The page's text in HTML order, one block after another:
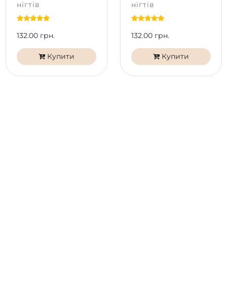
нігтів
132.00 грн.
Купити
нігтів
132.00 грн.
Купити